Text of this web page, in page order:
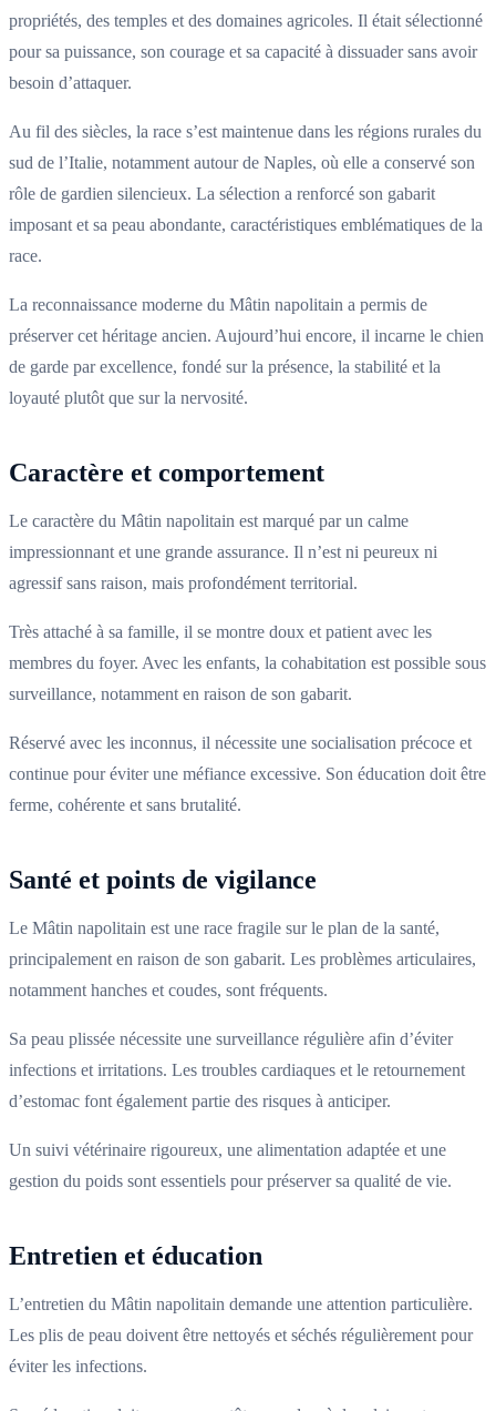
propriétés, des temples et des domaines agricoles. Il était sélectionné
pour sa puissance, son courage et sa capacité à dissuader sans avoir
besoin d’attaquer.
Au fil des siècles, la race s’est maintenue dans les régions rurales du
sud de l’Italie, notamment autour de Naples, où elle a conservé son
rôle de gardien silencieux. La sélection a renforcé son gabarit
imposant et sa peau abondante, caractéristiques emblématiques de la
race.
La reconnaissance moderne du Mâtin napolitain a permis de
préserver cet héritage ancien. Aujourd’hui encore, il incarne le chien
de garde par excellence, fondé sur la présence, la stabilité et la
loyauté plutôt que sur la nervosité.
Caractère et comportement
Le caractère du Mâtin napolitain est marqué par un calme
impressionnant et une grande assurance. Il n’est ni peureux ni
agressif sans raison, mais profondément territorial.
Très attaché à sa famille, il se montre doux et patient avec les
membres du foyer. Avec les enfants, la cohabitation est possible sous
surveillance, notamment en raison de son gabarit.
Réservé avec les inconnus, il nécessite une socialisation précoce et
continue pour éviter une méfiance excessive. Son éducation doit être
ferme, cohérente et sans brutalité.
Santé et points de vigilance
Le Mâtin napolitain est une race fragile sur le plan de la santé,
principalement en raison de son gabarit. Les problèmes articulaires,
notamment hanches et coudes, sont fréquents.
Sa peau plissée nécessite une surveillance régulière afin d’éviter
infections et irritations. Les troubles cardiaques et le retournement
d’estomac font également partie des risques à anticiper.
Un suivi vétérinaire rigoureux, une alimentation adaptée et une
gestion du poids sont essentiels pour préserver sa qualité de vie.
Entretien et éducation
L’entretien du Mâtin napolitain demande une attention particulière.
Les plis de peau doivent être nettoyés et séchés régulièrement pour
éviter les infections.